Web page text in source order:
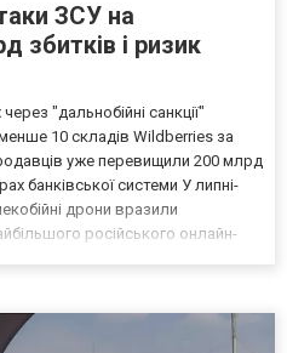
ЗСУ на
збитків і ризик
"дальнобійні санкції"
10 складів Wildberries за
уже перевищили 200 млрд
банківської системи У липні-
дрони вразили
російського онлайн-